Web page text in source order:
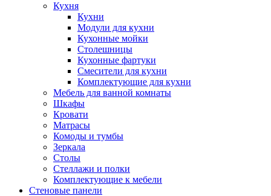
Кухня
Кухни
Модули для кухни
Кухонные мойки
Столешницы
Кухонные фартуки
Смесители для кухни
Комплектующие для кухни
Мебель для ванной комнаты
Шкафы
Кровати
Матрасы
Комоды и тумбы
Зеркала
Столы
Стеллажи и полки
Комплектующие к мебели
Стеновые панели